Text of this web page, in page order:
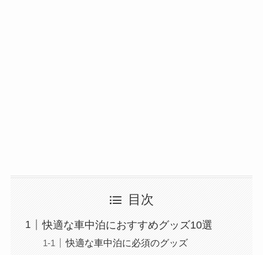
目次
快適な車中泊におすすめグッズ10選
快適な車中泊に必須のグッズ